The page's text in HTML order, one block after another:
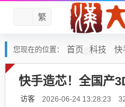
繁
您现在的位置： 首页 科技 快
快手造芯！全国产
访客 2026-06-24 13:28:23